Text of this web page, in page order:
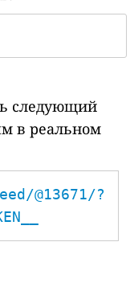
следующий
в реальном
@13671/?